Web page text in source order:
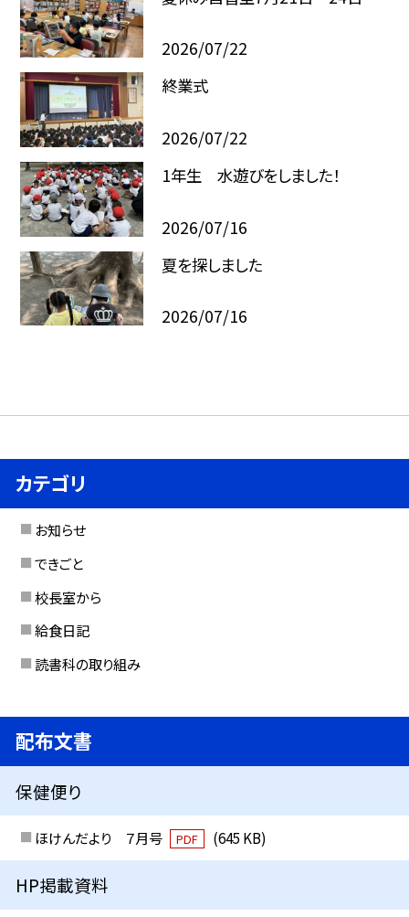
2026/07/22
終業式
2026/07/22
1年生 水遊びをしました！
2026/07/16
夏を探しました
2026/07/16
カテゴリ
お知らせ
できごと
校長室から
給食日記
読書科の取り組み
配布文書
保健便り
ほけんだより ７月号 PDF (645 KB)
HP掲載資料